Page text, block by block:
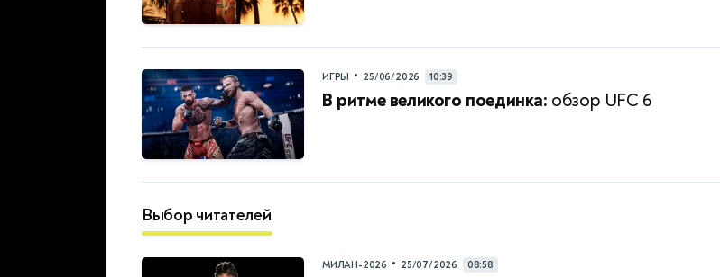
ИГРЫ • 25/06/2026 10:39
В ритме великого поединка: обзор UFC 6
Выбор читателей
МИЛАН-2026 • 25/07/2026 08:58